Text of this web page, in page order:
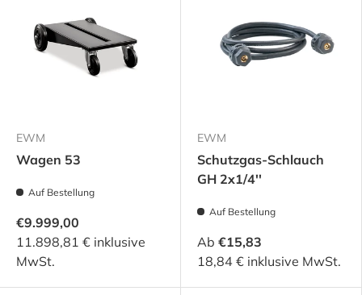
EWM
Wagen 53
Auf Bestellung
€9.999,00
11.898,81 € inklusive
MwSt.
EWM
Schutzgas-Schlauch
GH 2x1/4''
Auf Bestellung
Ab €15,83
18,84 € inklusive MwSt.